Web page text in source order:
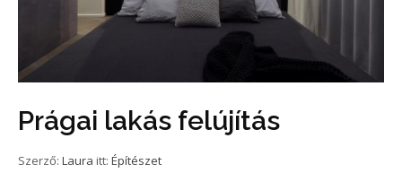
Prágai lakás felújítás
Szerző: Laura itt: Építészet